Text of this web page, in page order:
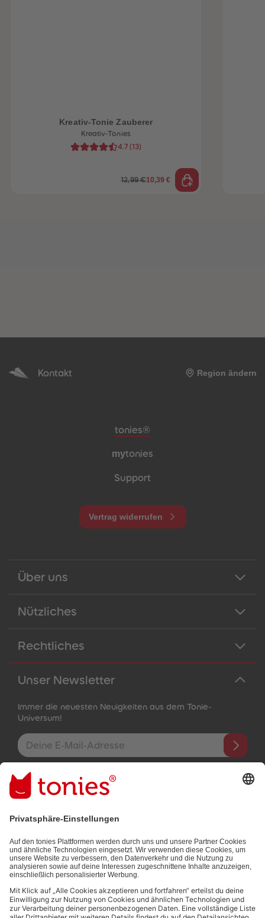
Kreativ-Tonie Zauberer
Kreativ-Tonies
4.7 (13)
12,99 €10,39 €
Kontakt Region ändern
Meta-Navigation Footer
tonies®
mytonies
Support
Vertrag widerrufen
Über uns
Nützliches
Rechtliches
Unser Newsletter
Immer die neuesten Neuigkeiten aus dem Tonie-
Universum!
E-Mail-Addresse
Mit dem Absenden abonnierst du unseren E-Mail-Newsletter, der
auf den von dir bereitgestellten Informationen (z.B. Account-
informationen) und den von dir zu Werbezwecken bereitgestellten
Datenschutzbestimmungen.
Bezahlmethoden: